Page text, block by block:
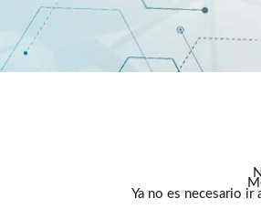
Ya no es necesario